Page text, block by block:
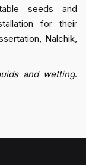
seeds and
for their
Nalchik,
and wetting.